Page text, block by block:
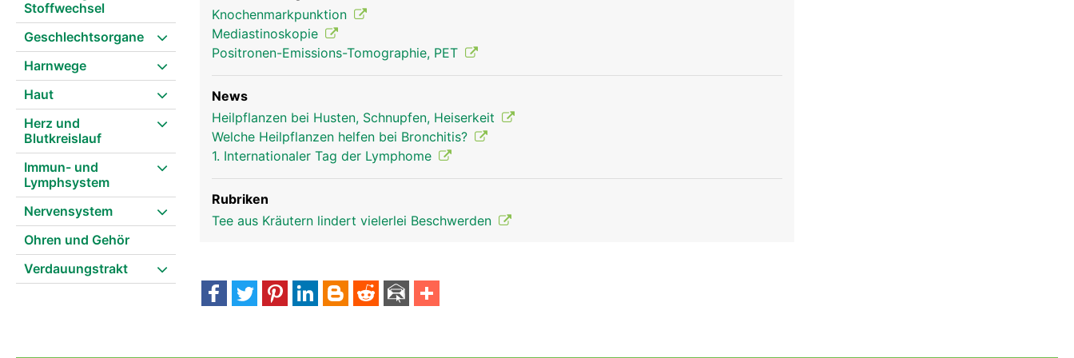
Stoffwechsel
Geschlechtsorgane
Harnwege
Haut
Herz und
Blutkreislauf
Immun- und
Lymphsystem
Nervensystem
Ohren und Gehör
Verdauungstrakt
Thymusdrüse Frau Thymusdrüse Mann
Knochenmarkpunktion
Mediastinoskopie
Positronen-Emissions-Tomographie, PET
News
Heilpflanzen bei Husten, Schnupfen, Heiserkeit
Welche Heilpflanzen helfen bei Bronchitis?
1. Internationaler Tag der Lymphome
Rubriken
Tee aus Kräutern lindert vielerlei Beschwerden